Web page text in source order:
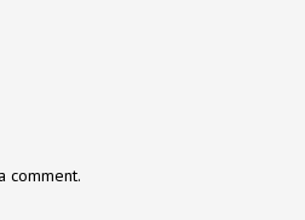
comment.